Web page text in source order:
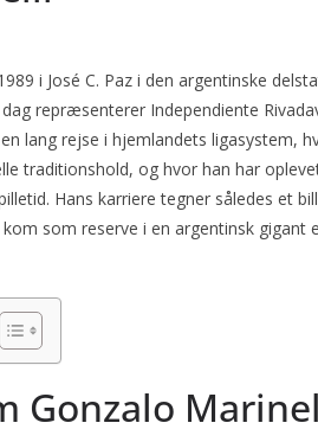
i José C. Paz i den argentinske
repræsenterer Independiente
lang rejse i hjemlandets ligasystem,
traditionshold, og hvor han har
Hans karriere tegner således et
som reserve i en argentinsk gigant
Gonzalo